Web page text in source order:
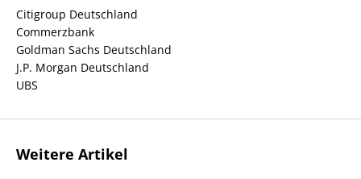
Citigroup Deutschland
Commerzbank
Goldman Sachs Deutschland
J.P. Morgan Deutschland
UBS
Weitere Artikel